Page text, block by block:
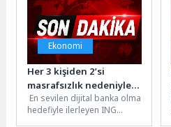
Ekonomi
Her 3 kişiden 2’si
masrafsızlık nedeniyle
bankasını değiştirmeye
istekli
En sevilen dijital banka olma
hedefiyle ilerleyen ING